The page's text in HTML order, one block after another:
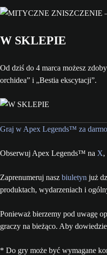
W SKLEPIE
Od dziś do 4 marca możesz
orchidea” i „Bestia ekscytacji”.
Graj w Apex Legends™ za darmo
Obserwuj Apex Legends™ na X,
Zaprenumeruj nasz biuletyn już
produktach, wydarzeniach i
Ponieważ bierzemy pod uwagę
graczy na bieżąco. Aby
* Do gry może być wymagane